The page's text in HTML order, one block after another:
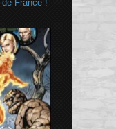
France !